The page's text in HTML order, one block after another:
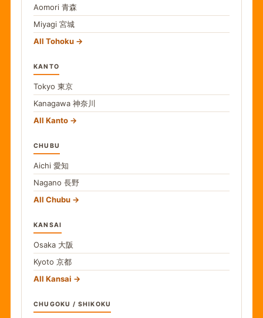
Aomori 青森
Miyagi 宮城
All Tohoku
KANTO
Tokyo 東京
Kanagawa 神奈川
All Kanto
CHUBU
Aichi 愛知
Nagano 長野
All Chubu
KANSAI
Osaka 大阪
Kyoto 京都
All Kansai
CHUGOKU / SHIKOKU